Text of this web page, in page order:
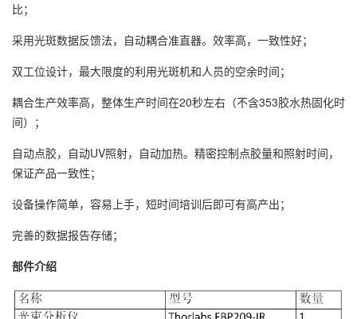
比；
采用光斑数据反馈法，自动耦合准直器。效率高，一致性好；
双工位设计，最大限度的利用光斑机和人员的空余时间；
耦合生产效率高，整体生产时间在20秒左右（不含353胶水热固化时
间）；
自动点胶，自动UV照射，自动加热。精密控制点胶量和照射时间，
保证产品一致性；
设备操作简单，容易上手，短时间培训后即可有高产出；
完善的数据报告存储；
部件介绍